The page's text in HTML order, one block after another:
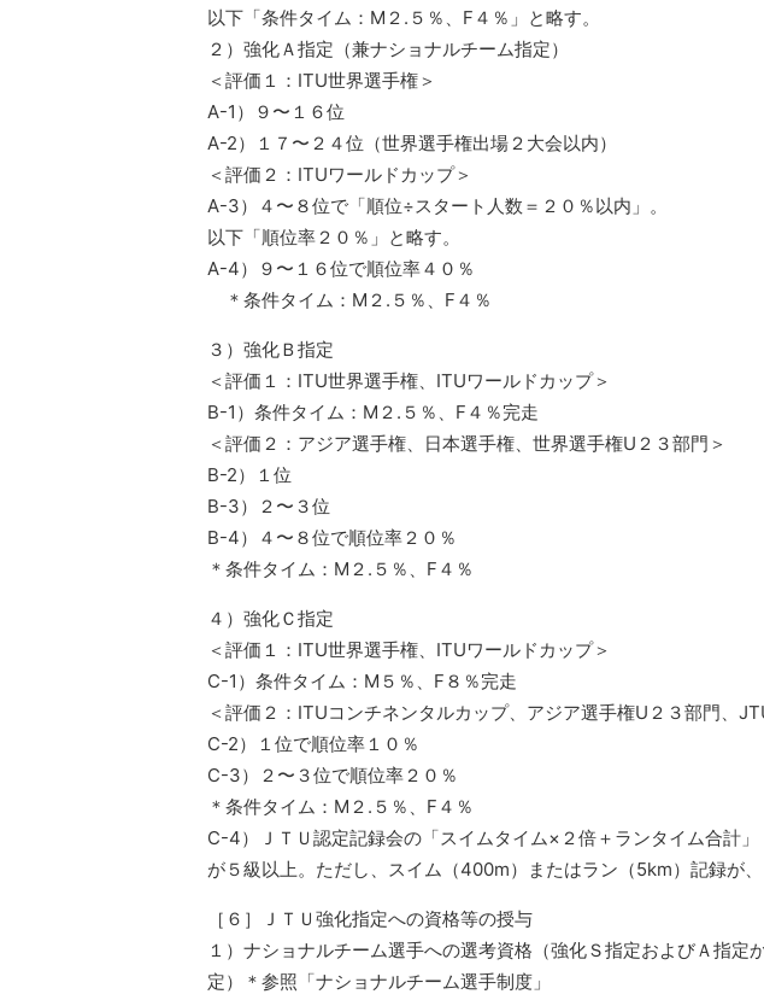
以下「条件タイム：M２.５％、F４％」と略す。
２）強化Ａ指定（兼ナショナルチーム指定）
＜評価１：ITU世界選手権＞
A-1）９〜１６位
A-2）１７〜２４位（世界選手権出場２大会以内）
＜評価２：ITUワールドカップ＞
A-3）４〜８位で「順位÷スタート人数＝２０％以内」。
以下「順位率２０％」と略す。
A-4）９〜１６位で順位率４０％
＊条件タイム：M２.５％、F４％
３）強化Ｂ指定
＜評価１：ITU世界選手権、ITUワールドカップ＞
B-1）条件タイム：M２.５％、F４％完走
＜評価２：アジア選手権、日本選手権、世界選手権U２３部門＞
B-2）１位
B-3）２〜３位
B-4）４〜８位で順位率２０％
＊条件タイム：M２.５％、F４％
４）強化Ｃ指定
＜評価１：ITU世界選手権、ITUワールドカップ＞
C-1）条件タイム：M５％、F８％完走
＜評価２：ITUコンチネンタルカップ、アジア選手権U２３部門、
C-2）１位で順位率１０％
C-3）２〜３位で順位率２０％
＊条件タイム：M２.５％、F４％
C-4）ＪＴＵ認定記録会の「スイムタイム×２倍＋ランタイム合計」
が５級以上。ただし、スイム（400m）またはラン（5km）記録が、
［６］ＪＴＵ強化指定への資格等の授与
１）ナショナルチーム選手への選考資格（強化Ｓ指定およびＡ指定
定）＊参照「ナショナルチーム選手制度」